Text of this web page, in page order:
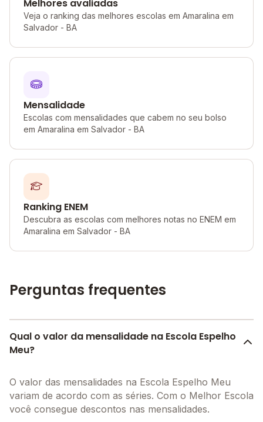
Melhores avaliadas
Veja o ranking das melhores escolas em Amaralina em
Salvador - BA
Mensalidade
Escolas com mensalidades que cabem no seu bolso
em Amaralina em Salvador - BA
Ranking ENEM
Descubra as escolas com melhores notas no ENEM em
Amaralina em Salvador - BA
Perguntas frequentes
Qual o valor da mensalidade na Escola Espelho
Meu?
O valor das mensalidades na Escola Espelho Meu
variam de acordo com as séries. Com o Melhor Escola
você consegue descontos nas mensalidades.